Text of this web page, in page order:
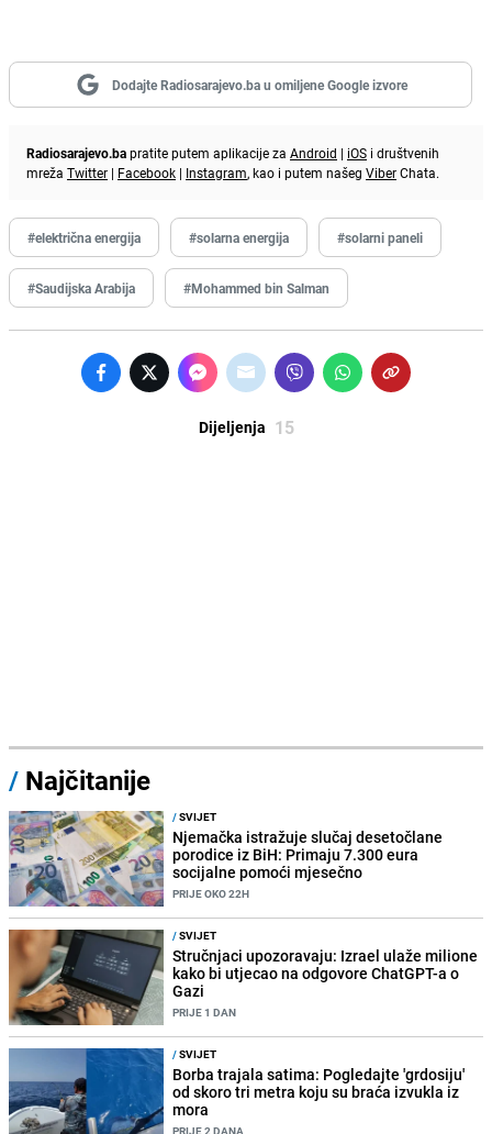
Dodajte Radiosarajevo.ba u omiljene Google izvore
Radiosarajevo.bapratite putem aplikacije za Android | iOS i društvenih
mreža Twitter | Facebook | Instagram, kao i putem našeg ViberChata.
#električna energija #solarna energija #solarni paneli
#Saudijska Arabija #Mohammed bin Salman
Dijeljenja 15
/ Najčitanije
/SVIJET
Njemačka istražuje slučaj desetočlane
porodice iz BiH: Primaju 7.300 eura
socijalne pomoći mjesečno
PRIJE OKO 22H
/SVIJET
Stručnjaci upozoravaju: Izrael ulaže milione
kako bi utjecao na odgovore ChatGPT-a o
Gazi
PRIJE 1 DAN
/SVIJET
Borba trajala satima: Pogledajte 'grdosiju'
od skoro tri metra koju su braća izvukla iz
mora
PRIJE 2 DANA